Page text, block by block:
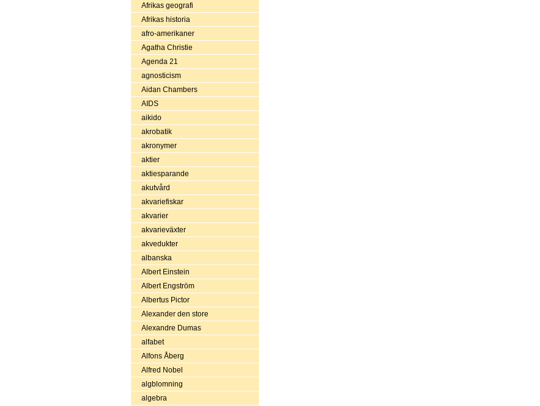
Afrikas geografi
Afrikas historia
afro-amerikaner
Agatha Christie
Agenda 21
agnosticism
Aidan Chambers
AIDS
aikido
akrobatik
akronymer
aktier
aktiesparande
akutvård
akvariefiskar
akvarier
akvarieväxter
akvedukter
albanska
Albert Einstein
Albert Engström
Albertus Pictor
Alexander den store
Alexandre Dumas
alfabet
Alfons Åberg
Alfred Nobel
algblomning
algebra